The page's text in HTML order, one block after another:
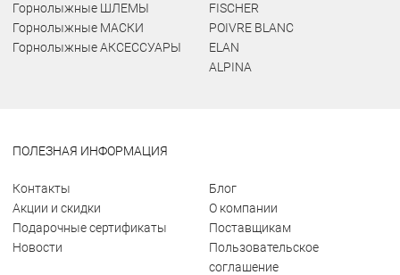
Горнолыжные ШЛЕМЫ
Горнолыжные МАСКИ
Горнолыжные АКСЕССУАРЫ
FISCHER
POIVRE BLANC
ELAN
ALPINA
ПОЛЕЗНАЯ ИНФОРМАЦИЯ
Контакты
Акции и скидки
Подарочные сертификаты
Новости
Блог
О компании
Поставщикам
Пользовательское
соглашение